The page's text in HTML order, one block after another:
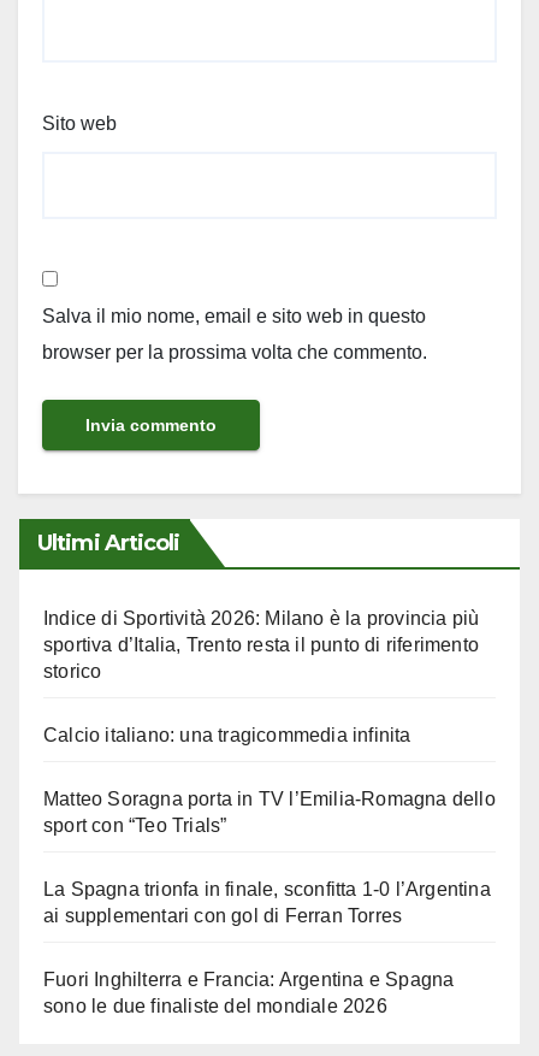
Sito web
Salva il mio nome, email e sito web in questo
browser per la prossima volta che commento.
Ultimi Articoli
Indice di Sportività 2026: Milano è la provincia più
sportiva d’Italia, Trento resta il punto di riferimento
storico
Calcio italiano: una tragicommedia infinita
Matteo Soragna porta in TV l’Emilia-Romagna dello
sport con “Teo Trials”
La Spagna trionfa in finale, sconfitta 1-0 l’Argentina
ai supplementari con gol di Ferran Torres
Fuori Inghilterra e Francia: Argentina e Spagna
sono le due finaliste del mondiale 2026